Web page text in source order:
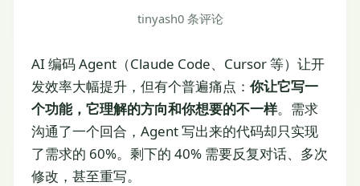
tinyash0 条评论
AI 编码 Agent（Claude Code、Cursor 等）让开
发效率大幅提升，但有个普遍痛点： 你让它写一
个功能，它理解的方向和你想要的不一样。需求
沟通了一个回合，Agent 写出来的代码却只实现
了需求的 60%。剩下的 40% 需要反复对话、多次
修改，甚至重写。